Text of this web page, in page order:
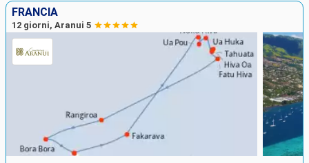
FRANCIA
12 giorni, Aranui 5